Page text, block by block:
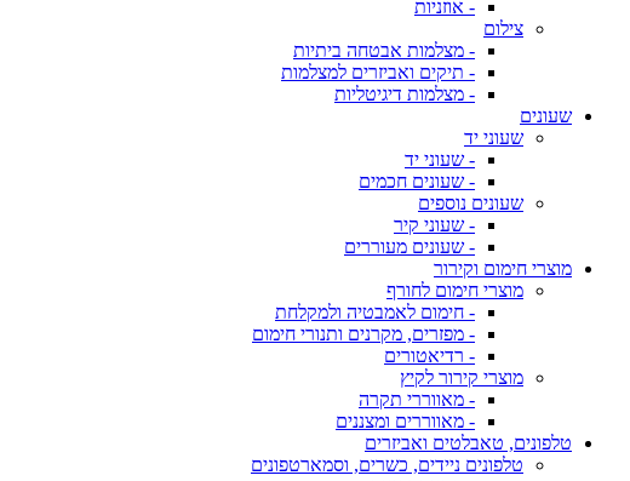
- אוזניות
צילום
- מצלמות אבטחה ביתיות
- תיקים ואביזרים למצלמות
- מצלמות דיגיטליות
שעונים
שעוני יד
- שעוני יד
- שעונים חכמים
שעונים נוספים
- שעוני קיר
- שעונים מעוררים
מוצרי חימום וקירור
מוצרי חימום לחורף
- חימום לאמבטיה ולמקלחת
- מפזרים, מקרנים ותנורי חימום
- רדיאטורים
מוצרי קירור לקיץ
- מאווררי תקרה
- מאווררים ומצננים
טלפונים, טאבלטים ואביזרים
טלפונים ניידים, כשרים, וסמארטפונים